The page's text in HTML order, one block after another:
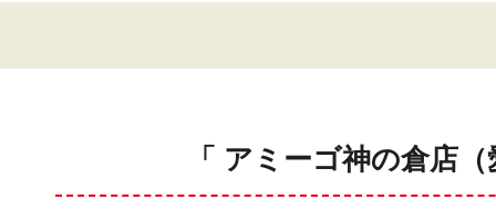
「 アミーゴ神の倉店